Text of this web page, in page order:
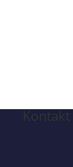
Kontakt 1